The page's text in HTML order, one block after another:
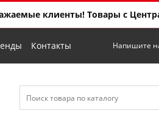
клиенты! Товары с
Контакты Напишите